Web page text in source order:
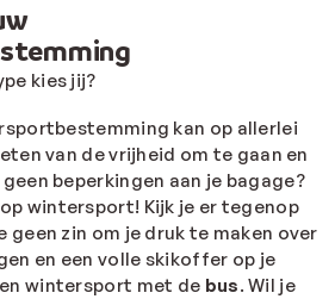
kies jij?
kan op allerlei
van de vrijheid om te gaan en
beperkingen aan je bagage?
op wintersport! Kijk je er tegenop
geen zin om je druk te maken over
en een volle skikoffer op je
wintersport met de bus. Wil je